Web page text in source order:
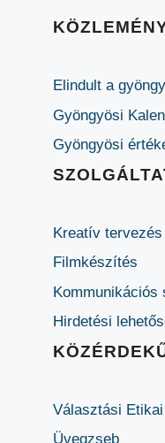
Elindult a
Gyöngyösi
Gyöngyösi
Kreatív
Filmkészítés
Kommunikációs
Hirdetési
Választási
Üvegzseb